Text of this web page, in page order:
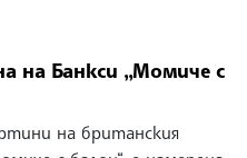
на Банкси „Момиче с
на британския